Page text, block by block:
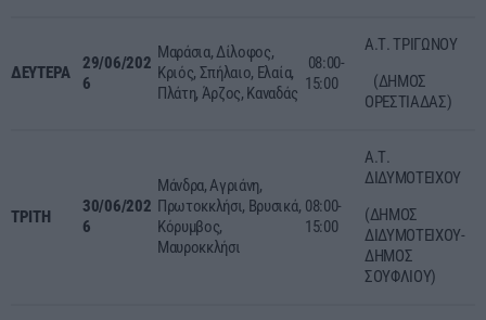
ΔΕΥΤΕΡΑ 29/06/202
6
Μαράσια, Δίλοφος,
Κριός, Σπήλαιο, Ελαία,
Πλάτη, Άρζος, Καναδάς
08:00-
15:00
Α.Τ. ΤΡΙΓΩΝΟΥ
(ΔΗΜΟΣ
ΟΡΕΣΤΙΑΔΑΣ)
ΤΡΙΤΗ
30/06/202
6
Μάνδρα, Αγριάνη,
Πρωτοκκλήσι, Βρυσικά,
Κόρυμβος,
Μαυροκκλήσι
08:00-
15:00
Α.Τ.
ΔΙΔΥΜΟΤΕΙΧΟΥ
(ΔΗΜΟΣ
ΔΙΔΥΜΟΤΕΙΧΟΥ-
ΔΗΜΟΣ
ΣΟΥΦΛΙΟΥ)